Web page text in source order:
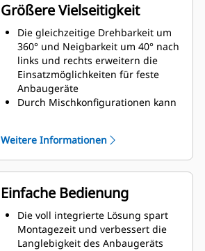
Größere Vielseitigkeit
Die gleichzeitige Drehbarkeit um
360° und Neigbarkeit um 40° nach
links und rechts erweitern die
Einsatzmöglichkeiten für feste
Anbaugeräte
Durch Mischkonfigurationen kann
Anbaugeräten genutzt werden,
die Ihre spezifischen
Anforderungen abdecken
Möglichkeit der Umrüstung des
Standard-S-Schnellwechslers zu
einer hydraulischen S-
Schnellwechslerverbindung
Sie können verschiedenste
Weitere Informationen
Einfache Bedienung
Die voll integrierte Lösung spart
Montagezeit und verbessert die
Langlebigkeit des Anbaugeräts